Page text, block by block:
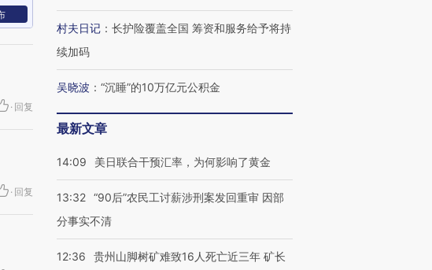
· 回复
· 回复
村夫日记 ： 长护险覆盖全国 筹资和服务给予将持
续加码
吴晓波 ： “沉睡”的10万亿元公积金
最新文章
14:09 美日联合干预汇率，为何影响了黄金
13:32 “90后”农民工讨薪涉刑案发回重审 因部
分事实不清
12:36
贵州山脚树矿难致16人死亡近三年 矿长